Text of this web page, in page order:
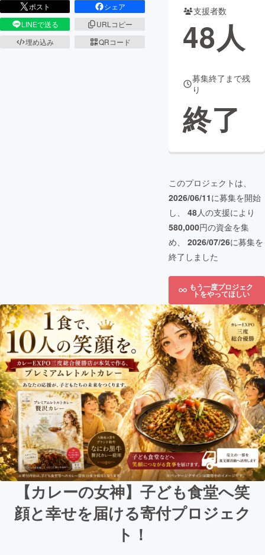
ポスト
シェア
LINEで送る
URLコピー
埋め込み
QRコード
支援者数
48人
募集終了まで残
り
終了
このプロジェクトは、
2026/06/11に募集を開始
し、 48人の支援により
580,000円の資金を集
め、 2026/07/26に募集を
終了しました
もう一度プロジェク
トをやってほしい
【カレーの女神】子ども食堂へ笑
顔と幸せを届ける寄付プロジェク
ト！